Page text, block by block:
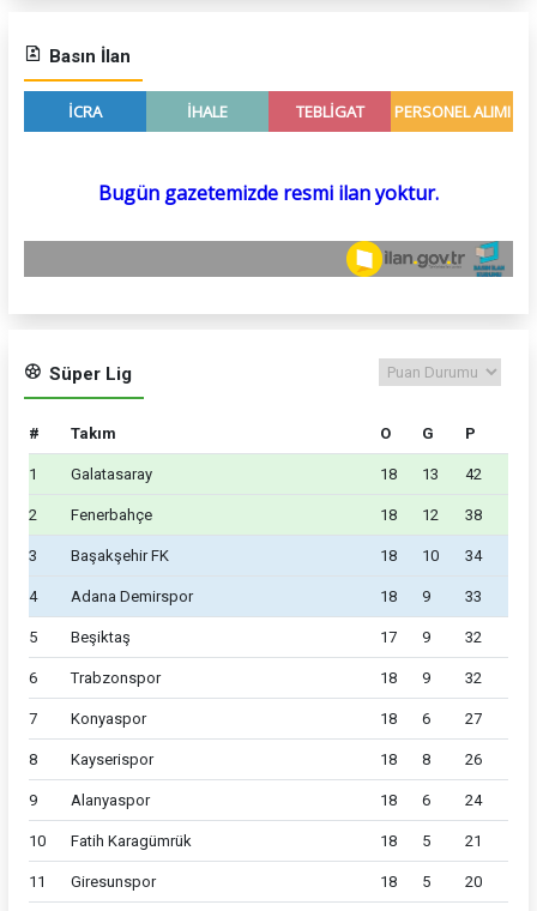
Basın İlan
Süper Lig
# Takım O G P
1 Galatasaray 18 13 42
2 Fenerbahçe 18 12 38
3 Başakşehir FK 18 10 34
4 Adana Demirspor 18 9 33
5 Beşiktaş 17 9 32
6 Trabzonspor 18 9 32
7 Konyaspor 18 6 27
8 Kayserispor 18 8 26
9 Alanyaspor 18 6 24
10 Fatih Karagümrük 18 5 21
11 Giresunspor 18 5 20